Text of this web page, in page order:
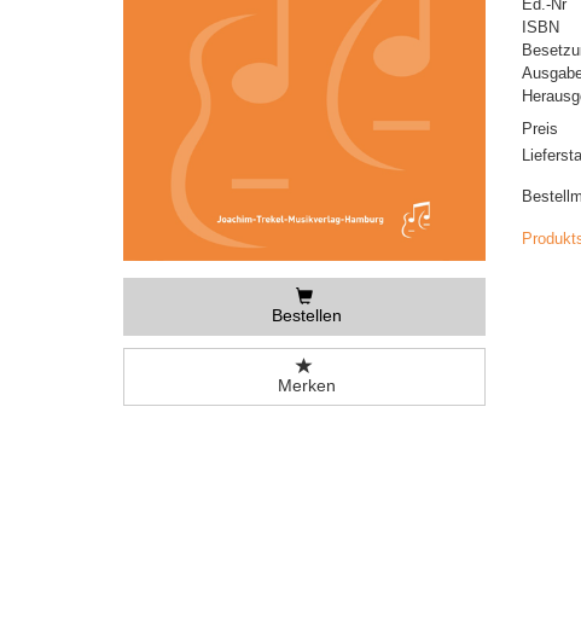
Bestellen
Merken
Ed.-Nr
ISBN
Preis